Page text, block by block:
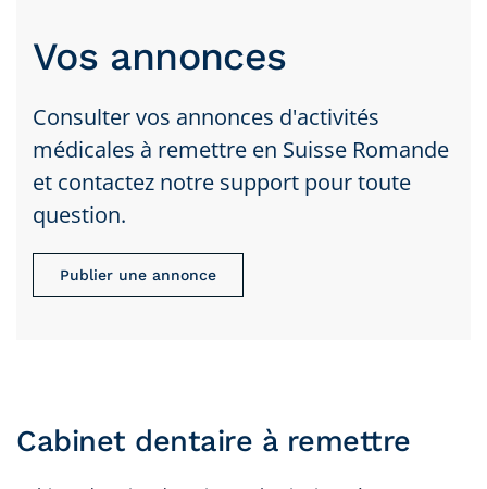
Vos annonces
Consulter vos annonces d'activités
médicales à remettre en Suisse Romande
et contactez notre support pour toute
question.
Publier une annonce
Cabinet dentaire à remettre